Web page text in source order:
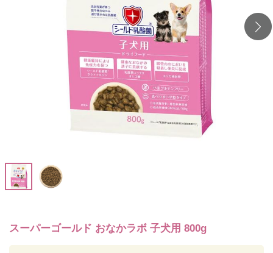
スーパーゴールド おなかラボ 子犬用 800g